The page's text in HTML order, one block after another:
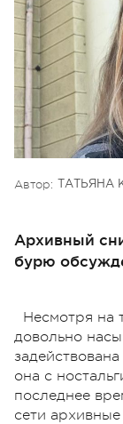
Автор: ТАТЬЯНА
Архивный
бурю
Несмотря на
довольно
она с
последнее
сети